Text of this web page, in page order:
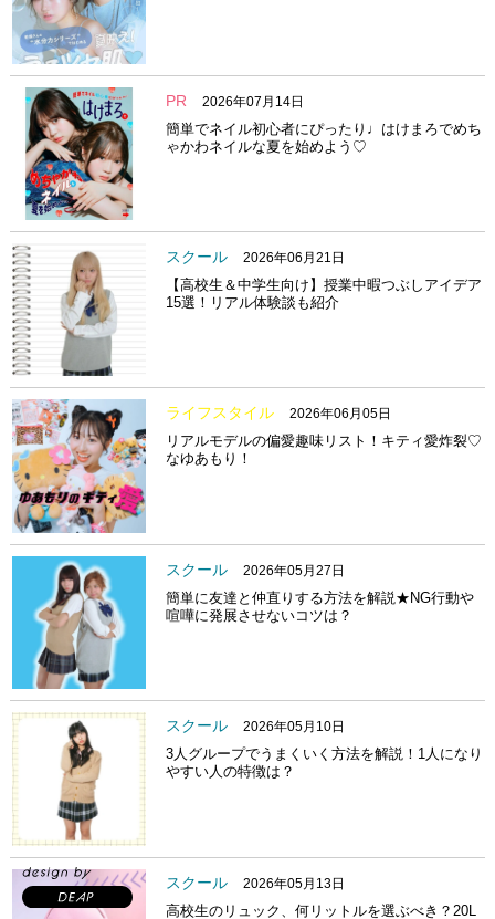
PR 2026年07月14日
簡単でネイル初心者にぴったり♩はけまろでめち
ゃかわネイルな夏を始めよう♡
スクール 2026年06月21日
【高校生＆中学生向け】授業中暇つぶしアイデア
15選！リアル体験談も紹介
ライフスタイル 2026年06月05日
リアルモデルの偏愛趣味リスト！キティ愛炸裂♡
なゆあもり！
スクール 2026年05月27日
簡単に友達と仲直りする方法を解説★NG行動や
喧嘩に発展させないコツは？
スクール 2026年05月10日
3人グループでうまくいく方法を解説！1人になり
やすい人の特徴は？
スクール 2026年05月13日
高校生のリュック、何リットルを選ぶべき？20L